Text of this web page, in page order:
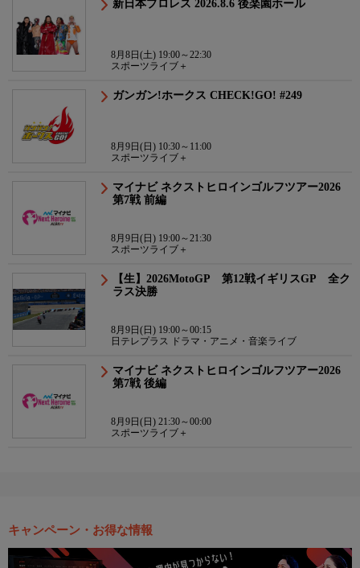
新日本プロレス 2026.8.6 後楽園ホール
8月8日(土) 19:00～22:30
スポーツライブ＋
ガンガン!ホークス CHECK!GO! #249
8月9日(日) 10:30～11:00
スポーツライブ＋
マイナビ ネクストヒロインゴルフツアー2026
第7戦 前編
8月9日(日) 19:00～21:30
スポーツライブ＋
【生】2026MotoGP 第12戦イギリスGP 全ク
ラス決勝
8月9日(日) 19:00～00:15
日テレプラス ドラマ・アニメ・音楽ライブ
マイナビ ネクストヒロインゴルフツアー2026
第7戦 後編
8月9日(日) 21:30～00:00
スポーツライブ＋
キャンペーン・お得な情報